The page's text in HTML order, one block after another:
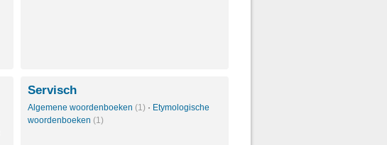
Servisch
Algemene woordenboeken (1) · Etymologische
woordenboeken (1)